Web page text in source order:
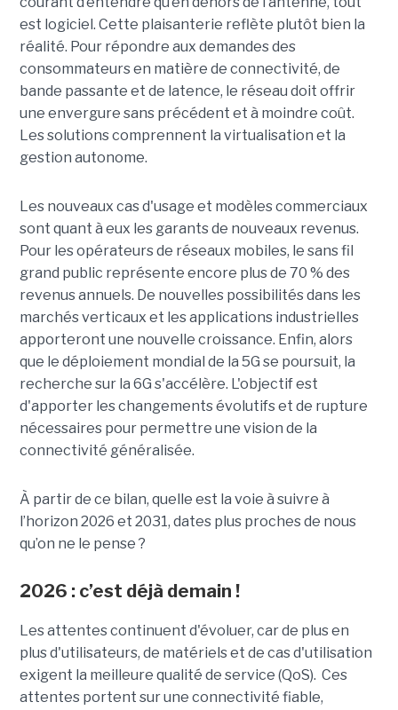
est logiciel. Cette plaisanterie reflète plutôt bien la
réalité. Pour répondre aux demandes des
consommateurs en matière de connectivité, de
bande passante et de latence, le réseau doit offrir
une envergure sans précédent et à moindre coût.
Les solutions comprennent la virtualisation et la
gestion autonome.
Les nouveaux cas d'usage et modèles commerciaux
sont quant à eux les garants de nouveaux revenus.
Pour les opérateurs de réseaux mobiles, le sans fil
grand public représente encore plus de 70 % des
revenus annuels. De nouvelles possibilités dans les
marchés verticaux et les applications industrielles
apporteront une nouvelle croissance. Enfin, alors
que le déploiement mondial de la 5G se poursuit, la
recherche sur la 6G s'accélère. L'objectif est
d'apporter les changements évolutifs et de rupture
nécessaires pour permettre une vision de la
connectivité généralisée.
À partir de ce bilan, quelle est la voie à suivre à
l’horizon 2026 et 2031, dates plus proches de nous
qu’on ne le pense ?
2026 : c’est déjà demain !
Les attentes continuent d'évoluer, car de plus en
plus d'utilisateurs, de matériels et de cas d'utilisation
exigent la meilleure qualité de service (QoS). Ces
attentes portent sur une connectivité fiable,